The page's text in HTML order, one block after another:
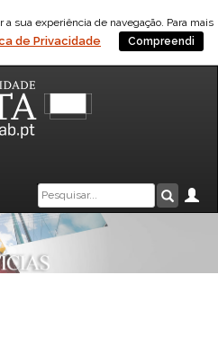
sua experiência de navegação. Para mais
de Privacidade Compreendi
Caixa
de
pesquisa